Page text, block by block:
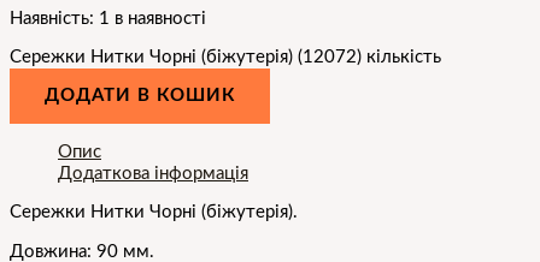
Наявність: 1 в наявності
Сережки Нитки Чорні (біжутерія) (12072) кількість
ДОДАТИ В КОШИК
Опис
Додаткова інформація
Сережки Нитки Чорні (біжутерія).
Довжина: 90 мм.